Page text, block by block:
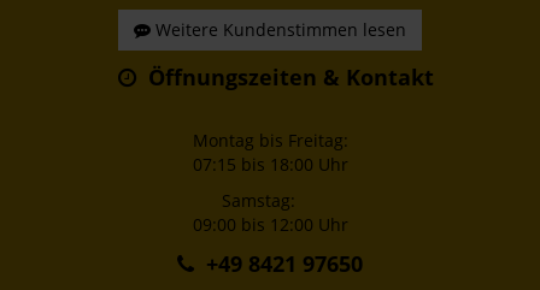
Weitere Kundenstimmen lesen
Öffnungszeiten & Kontakt
Montag bis Freitag:
07:15 bis 18:00 Uhr
Samstag:
09:00 bis 12:00 Uhr
+49 8421 97650